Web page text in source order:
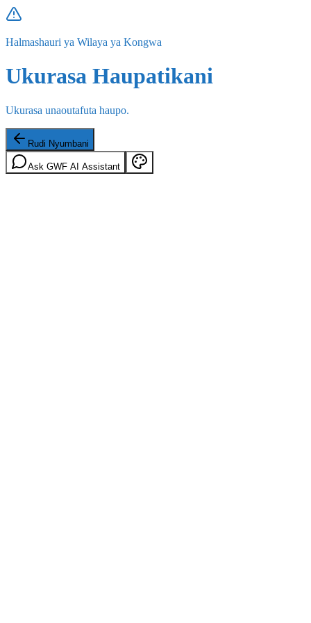
Halmashauri ya Wilaya ya Kongwa
Ukurasa Haupatikani
Ukurasa unaoutafuta haupo.
Rudi Nyumbani
Ask GWF AI Assistant